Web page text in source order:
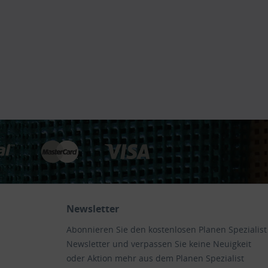
Newsletter
Abonnieren Sie den kostenlosen Planen Spezialist
Newsletter und verpassen Sie keine Neuigkeit
oder Aktion mehr aus dem Planen Spezialist